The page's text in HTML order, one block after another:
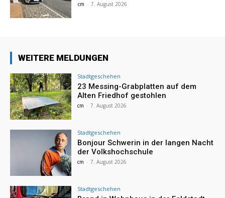
cm - 7. August 2026
WEITERE MELDUNGEN
Stadtgeschehen
23 Messing-Grabplatten auf dem
Alten Friedhof gestohlen
cm - 7. August 2026
Stadtgeschehen
Bonjour Schwerin in der langen Nacht
der Volkshochschule
cm - 7. August 2026
Stadtgeschehen